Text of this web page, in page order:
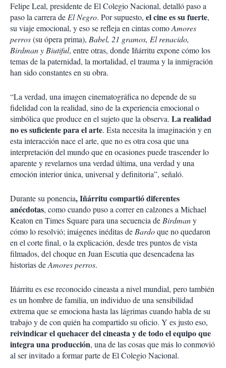
Felipe Leal, presidente de El Colegio Nacional, detalló paso a
paso la carrera deEl Negro. Por supuesto, el cine es su fuerte,
su viaje emocional, y eso se refleja en cintas comoAmores
perros(su ópera prima), Babel, 21 gramos, El renacido,
Birdman y Biutiful, entre otras, donde Iñárritu expone cómo los
temas de la paternidad, la mortalidad, el trauma y la inmigración
han sido constantes en su obra.
“La verdad, una imagen cinematográfica no depende de su
fidelidad con la realidad, sino de la experiencia emocional o
simbólica que produce en el sujeto que la observa. La realidad
no es suficiente para el arte. Esta necesita la imaginación y en
esta interacción nace el arte, que no es otra cosa que una
interpretación del mundo que en ocasiones puede trascender lo
aparente y revelarnos una verdad última, una verdad y una
emoción interior única, universal y definitoria”, señaló.
Durante su ponencia, Iñárritu compartió diferentes
anécdotas, como cuando puso a correr en calzones a Michael
Keaton en Times Square para una secuencia deBirdmany
cómo lo resolvió; imágenes inéditas deBardoque no quedaron
en el corte final, o la explicación, desde tres puntos de vista
filmados, del choque en Juan Escutia que desencadena las
historias deAmores perros.
Iñárritu es ese reconocido cineasta a nivel mundial, pero también
es un hombre de familia, un individuo de una sensibilidad
extrema que se emociona hasta las lágrimas cuando habla de su
trabajo y de con quién ha compartido su oficio. Y es justo eso,
reivindicar el quehacer del cineasta y de todo el equipo que
integra una producción, una de las cosas que más lo conmovió
al ser invitado a formar parte de El Colegio Nacional.